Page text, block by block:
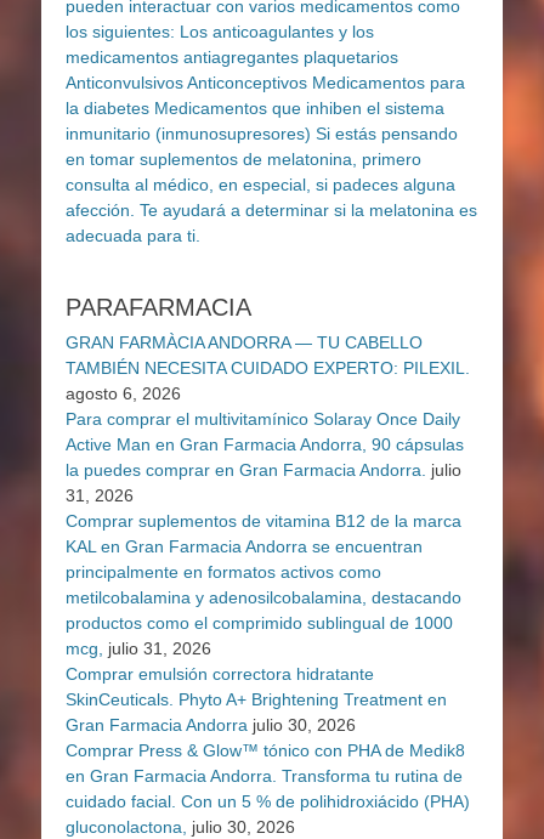
PARAFARMACIA
GRAN FARMÀCIA ANDORRA — TU CABELLO
TAMBIÉN NECESITA CUIDADO EXPERTO: PILEXIL.
agosto 6, 2026
Para comprar el multivitamínico Solaray Once Daily
Active Man en Gran Farmacia Andorra, 90 cápsulas
la puedes comprar en Gran Farmacia Andorra.
julio
31, 2026
Comprar suplementos de vitamina B12 de la marca
KAL en Gran Farmacia Andorra se encuentran
principalmente en formatos activos como
metilcobalamina y adenosilcobalamina, destacando
productos como el comprimido sublingual de 1000
mcg,
julio 31, 2026
Comprar emulsión correctora hidratante
SkinCeuticals. Phyto A+ Brightening Treatment en
Gran Farmacia Andorra julio 30, 2026
Comprar Press & Glow™ tónico con PHA de Medik8
en Gran Farmacia Andorra. Transforma tu rutina de
cuidado facial. Con un 5 % de polihidroxiácido (PHA)
gluconolactona,
julio 30, 2026